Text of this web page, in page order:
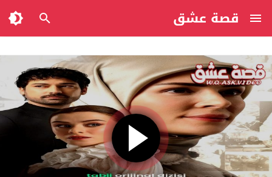
قصة عشق